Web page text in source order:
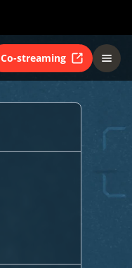
Co-streaming